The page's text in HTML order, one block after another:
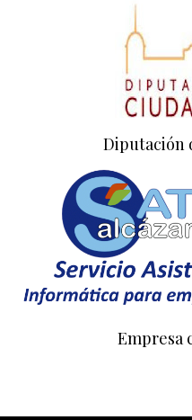
Diputación
Empresa